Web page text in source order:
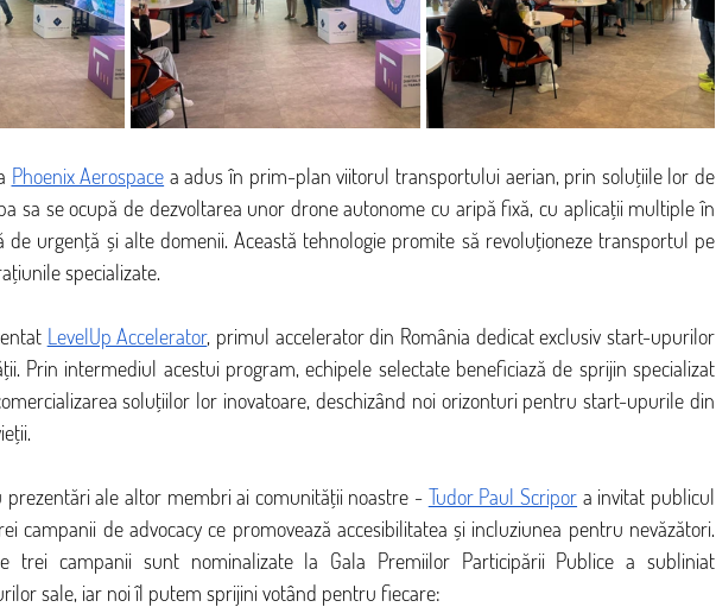
Phoenix Aerospace a adus în prim-plan viitorul transportului aerian, prin soluțiile lor de
sa se ocupă de dezvoltarea unor drone autonome cu aripă fixă, cu aplicații multiple în
de urgență și alte domenii. Această tehnologie promite să revoluționeze transportul pe
specializate.
LevelUp Accelerator, primul accelerator din România dedicat exclusiv start-upurilor
Prin intermediul acestui program, echipele selectate beneficiază de sprijin specializat
soluțiilor lor inovatoare, deschizând noi orizonturi pentru start-upurile din
prezentări ale altor membri ai comunității noastre - Tudor Paul Scripor a invitat publicul
campanii de advocacy ce promovează accesibilitatea și incluziunea pentru nevăzători.
trei campanii sunt nominalizate la Gala Premiilor Participării Publice a subliniat
sale, iar noi îl putem sprijini votând pentru fiecare: